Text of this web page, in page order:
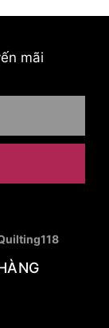
mãi